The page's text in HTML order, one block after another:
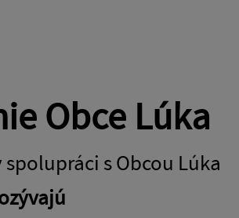
Obce Lúka
s Obcou Lúka